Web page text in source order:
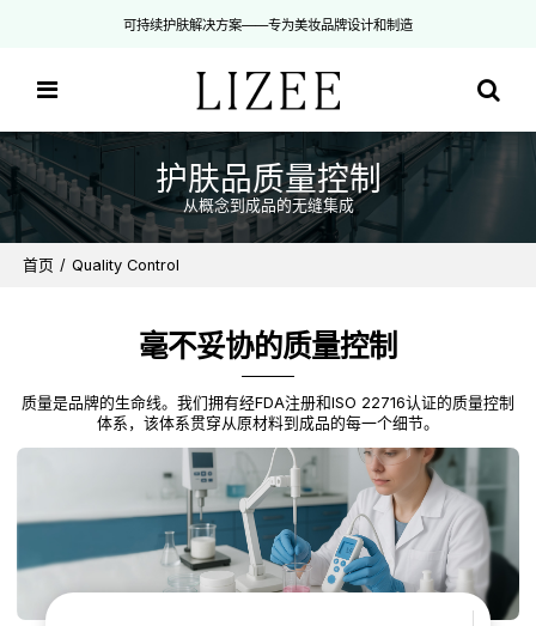
可持续护肤解决方案——专为美妆品牌设计和制造
护肤品质量控制
从概念到成品的无缝集成
首页 / Quality Control
毫不妥协的质量控制
质量是品牌的生命线。我们拥有经FDA注册和ISO 22716认证的质量控制
体系，该体系贯穿从原材料到成品的每一个细节。